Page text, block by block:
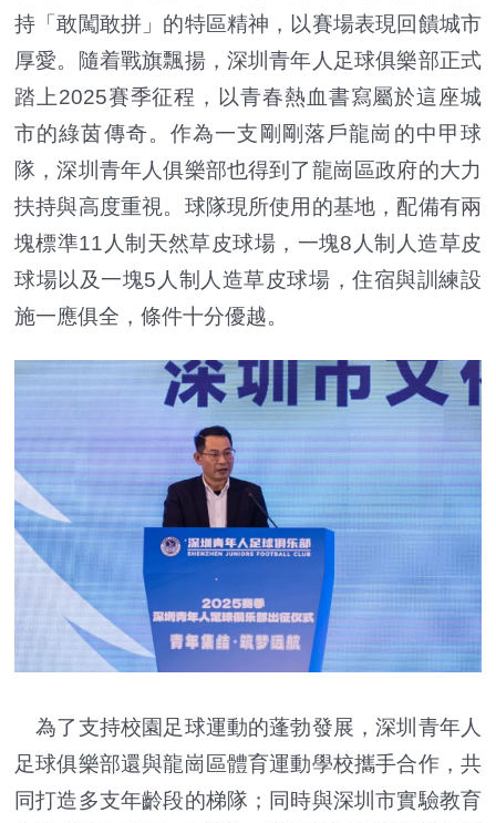
持「敢闖敢拼」的特區精神，以賽場表現回饋城市
厚愛。隨着戰旗飄揚，深圳青年人足球俱樂部正式
踏上2025賽季征程，以青春熱血書寫屬於這座城
市的綠茵傳奇。作為一支剛剛落戶龍崗的中甲球
隊，深圳青年人俱樂部也得到了龍崗區政府的大力
扶持與高度重視。球隊現所使用的基地，配備有兩
塊標準11人制天然草皮球場，一塊8人制人造草皮
球場以及一塊5人制人造草皮球場，住宿與訓練設
施一應俱全，條件十分優越。
為了支持校園足球運動的蓬勃發展，深圳青年人
足球俱樂部還與龍崗區體育運動學校攜手合作，共
同打造多支年齡段的梯隊；同時與深圳市實驗教育